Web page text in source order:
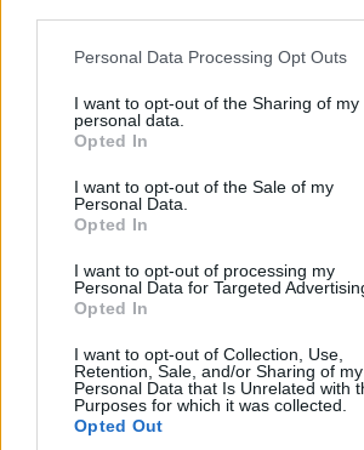
Please note that this website/app uses
not limited to your visit or usage
grant or deny consent to Google and its
use your data for below specified
consent section.
Personal Data Processing Opt Outs
I want to opt-out of the Sharing of my
personal data.
Opted In
I want to opt-out of the Sale of my
Personal Data.
Opted In
I want to opt-out of processing my
Personal Data for Targeted
Opted In
I want to opt-out of Collection, Use,
Retention, Sale, and/or Sharing of my
Personal Data that Is Unrelated with
Purposes for which it was collected.
Opted Out